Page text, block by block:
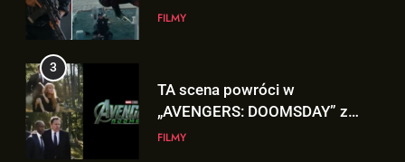
4
Znamy szczegóły sceny z